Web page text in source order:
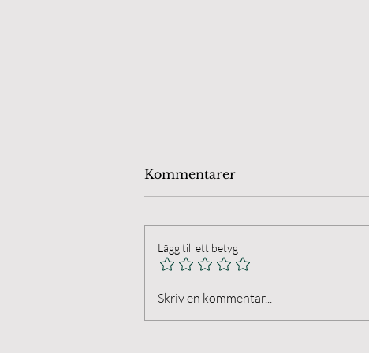
Gatufoto i Borgholm
Kommentarer
Lägg till ett betyg
Skriv en kommentar...